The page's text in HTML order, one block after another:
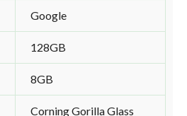
Google
128GB
8GB
Corning Gorilla Glass